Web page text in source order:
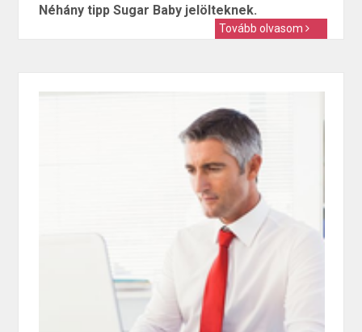
Néhány tipp Sugar Baby jelölteknek.
Tovább olvasom